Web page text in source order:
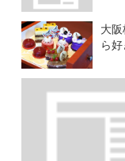
大
ら